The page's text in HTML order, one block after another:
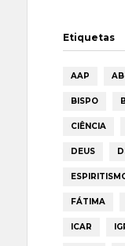
Etiquetas
AAP
BISPO
CIÊNCIA
DEUS
FÁTIMA
ICAR